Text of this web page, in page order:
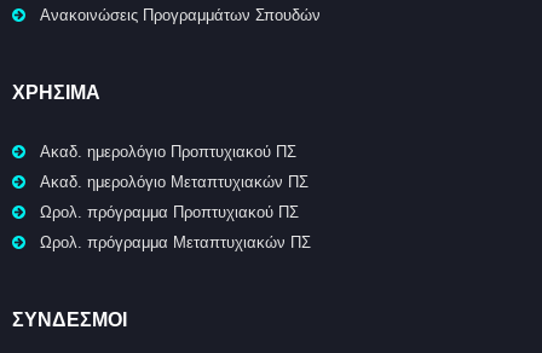
Ανακοινώσεις Προγραμμάτων Σπουδών
ΧΡΉΣΙΜΑ
Ακαδ. ημερολόγιο Προπτυχιακού ΠΣ
Ακαδ. ημερολόγιο Μεταπτυχιακών ΠΣ
Ωρολ. πρόγραμμα Προπτυχιακού ΠΣ
Ωρολ. πρόγραμμα Μεταπτυχιακών ΠΣ
ΣΥΝΔΕΣΜΟΙ